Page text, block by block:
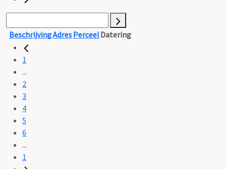
BeschrijvingAdresPerceelDatering
1
...
2
3
4
5
6
...
1